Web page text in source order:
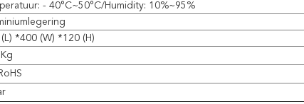
- 40°C~50°C/Humidity: 10%~95%
*400 (W) *120 (H)